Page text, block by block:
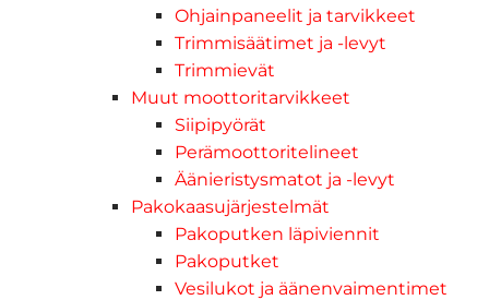
Ohjainpaneelit ja tarvikkeet
Trimmisäätimet ja -levyt
Trimmievät
Muut moottoritarvikkeet
Siipipyörät
Perämoottoritelineet
Äänieristysmatot ja -levyt
Pakokaasujärjestelmät
Pakoputken läpiviennit
Pakoputket
Vesilukot ja äänenvaimentimet